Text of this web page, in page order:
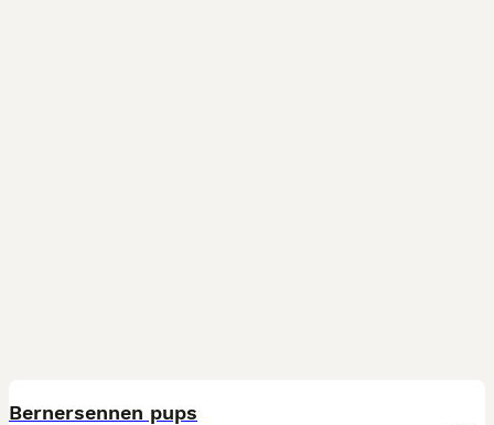
Bernersennen pups